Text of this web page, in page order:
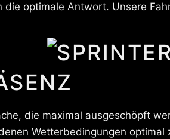
optimale Antwort. Unsere
die maximal ausgeschöpft
Wetterbedingungen